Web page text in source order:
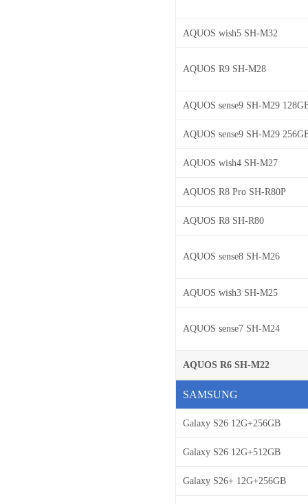
AQUOS wish5 SH-M32
AQUOS R9 SH-M28
AQUOS sense9 SH-M29
AQUOS sense9 SH-M29
AQUOS wish4 SH-M27
AQUOS R8 Pro SH-R80P
AQUOS R8 SH-R80
AQUOS sense8 SH-M26
AQUOS wish3 SH-M25
AQUOS sense7 SH-M24
AQUOS R6 SH-M22
SAMSUNG
Galaxy S26 12G+256GB
Galaxy S26 12G+512GB
Galaxy S26+ 12G+256GB